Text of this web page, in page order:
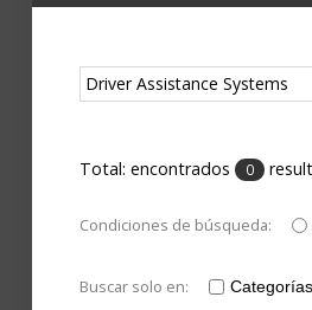
Total: encontrados 0
Condiciones de búsqueda:
Buscar solo en: Categorías